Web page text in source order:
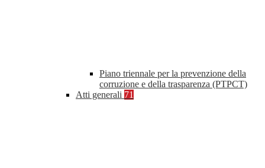
Piano triennale per la prevenzione della
corruzione e della trasparenza (PTPCT)
Atti generali 71